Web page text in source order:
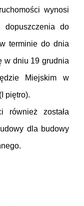
wynosi
dopuszczenia do
terminie do dnia
w dniu 19 grudnia
Miejskim w
piętro).
również została
dla budowy